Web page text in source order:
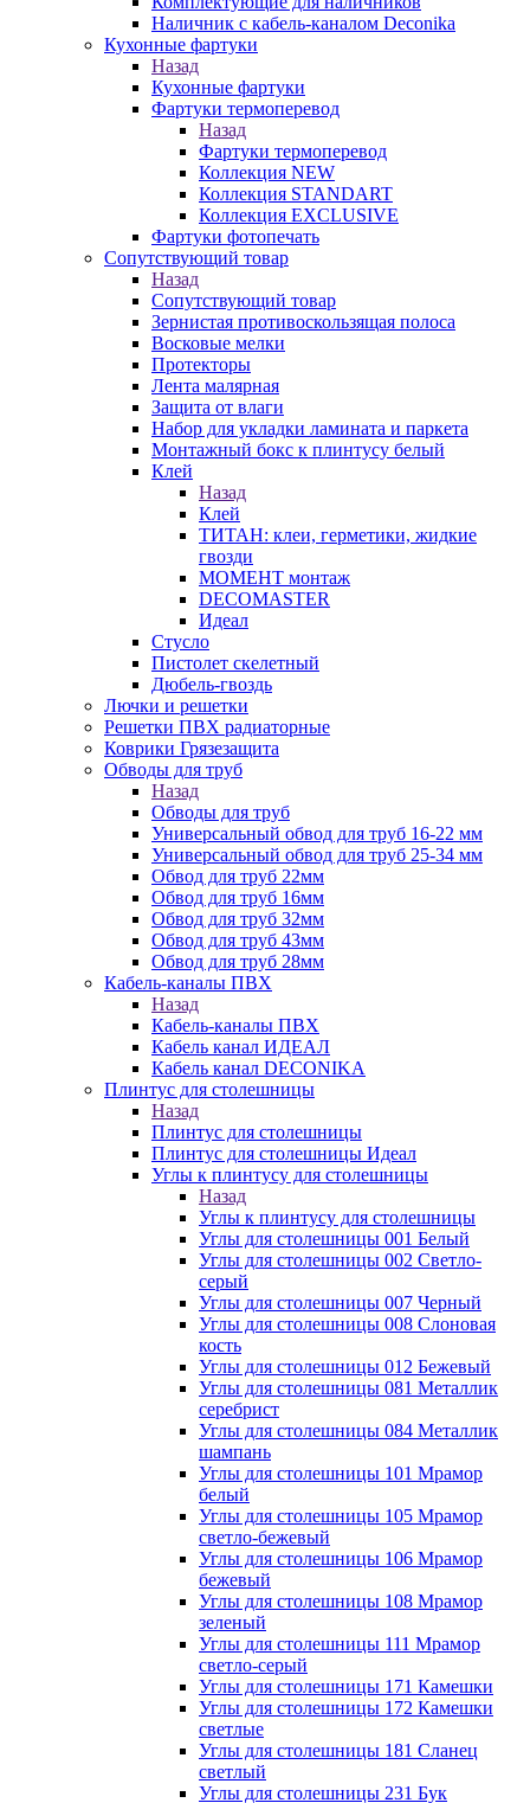
Наличник с кабель-каналом Deconika
Кухонные фартуки
Назад
Кухонные фартуки
Фартуки термоперевод
Назад
Фартуки термоперевод
Коллекция NEW
Коллекция STANDART
Коллекция EXCLUSIVE
Фартуки фотопечать
Сопутствующий товар
Назад
Сопутствующий товар
Зернистая противоскользящая полоса
Восковые мелки
Протекторы
Лента малярная
Защита от влаги
Набор для укладки ламината и паркета
Монтажный бокс к плинтусу белый
Клей
Назад
Клей
ТИТАН: клеи, герметики, жидкие
гвозди
МОМЕНТ монтаж
DECOMASTER
Идеал
Стусло
Пистолет скелетный
Дюбель-гвоздь
Лючки и решетки
Решетки ПВХ радиаторные
Коврики Грязезащита
Обводы для труб
Назад
Обводы для труб
Универсальный обвод для труб 16-22 мм
Универсальный обвод для труб 25-34 мм
Обвод для труб 22мм
Обвод для труб 16мм
Обвод для труб 32мм
Обвод для труб 43мм
Обвод для труб 28мм
Кабель-каналы ПВХ
Назад
Кабель-каналы ПВХ
Кабель канал ИДЕАЛ
Кабель канал DECONIKA
Плинтус для столешницы
Назад
Плинтус для столешницы
Плинтус для столешницы Идеал
Углы к плинтусу для столешницы
Назад
Углы к плинтусу для столешницы
Углы для столешницы 001 Белый
Углы для столешницы 002 Светло-
серый
Углы для столешницы 007 Черный
Углы для столешницы 008 Слоновая
кость
Углы для столешницы 012 Бежевый
Углы для столешницы 081 Металлик
серебрист
Углы для столешницы 084 Металлик
шампань
Углы для столешницы 101 Мрамор
белый
Углы для столешницы 105 Мрамор
светло-бежевый
Углы для столешницы 106 Мрамор
бежевый
Углы для столешницы 108 Мрамор
зеленый
Углы для столешницы 111 Мрамор
светло-серый
Углы для столешницы 171 Камешки
Углы для столешницы 172 Камешки
светлые
Углы для столешницы 181 Сланец
светлый
Углы для столешницы 231 Бук